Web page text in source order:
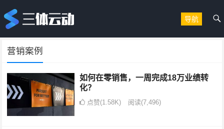
导航
营销案例
如何在零销售，一周完成18万业绩转
化？
点赞(1.58K) 阅读(7,496)